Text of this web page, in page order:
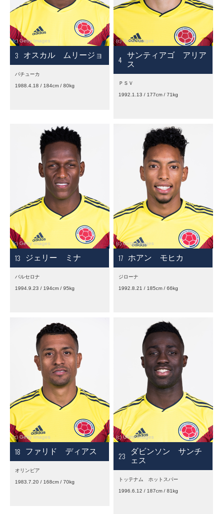
3 オスカル ムリージョ
パチューカ
1988.4.18 / 184cm / 80kg
4 サンティアゴ アリア
ス
ＰＳＶ
1992.1.13 / 177cm / 71kg
13 ジェリー ミナ
バルセロナ
1994.9.23 / 194cm / 95kg
17 ホアン モヒカ
ジローナ
1992.8.21 / 185cm / 66kg
18 ファリド ディアス
オリンピア
1983.7.20 / 168cm / 70kg
23
ダビンソン サンチ
ェス
トッテナム ホットスパー
1996.6.12 / 187cm / 81kg